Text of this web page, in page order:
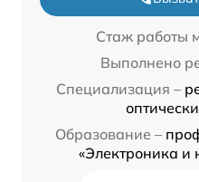
Стаж работы
Выполнено
Специализация –
Образование –
«Электроника и